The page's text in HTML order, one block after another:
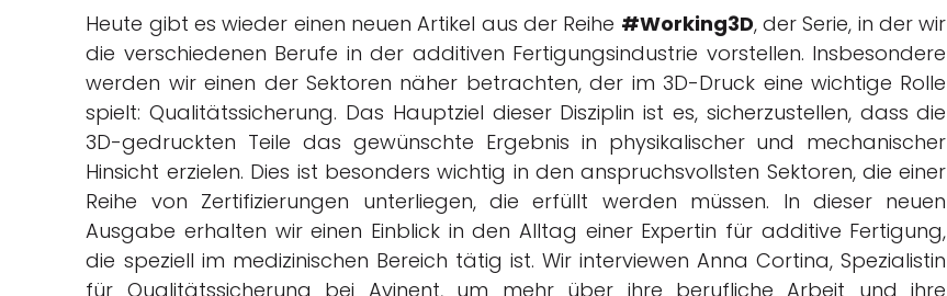
Heute gibt es wieder einen neuen Artikel aus der Reihe #Working3D, der Serie, in der wir
die verschiedenen Berufe in der additiven Fertigungsindustrie vorstellen. Insbesondere
werden wir einen der Sektoren näher betrachten, der im 3D-Druck eine wichtige Rolle
spielt: Qualitätssicherung. Das Hauptziel dieser Disziplin ist es, sicherzustellen, dass die
3D-gedruckten Teile das gewünschte Ergebnis in physikalischer und mechanischer
Hinsicht erzielen. Dies ist besonders wichtig in den anspruchsvollsten Sektoren, die einer
Reihe von Zertifizierungen unterliegen, die erfüllt werden müssen. In dieser neuen
Ausgabe erhalten wir einen Einblick in den Alltag einer Expertin für additive Fertigung,
die speziell im medizinischen Bereich tätig ist. Wir interviewen Anna Cortina, Spezialistin
für Qualitätssicherung bei Avinent, um mehr über ihre berufliche Arbeit und ihre